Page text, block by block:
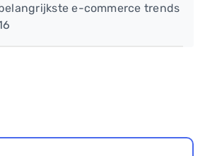
e-commerce trends